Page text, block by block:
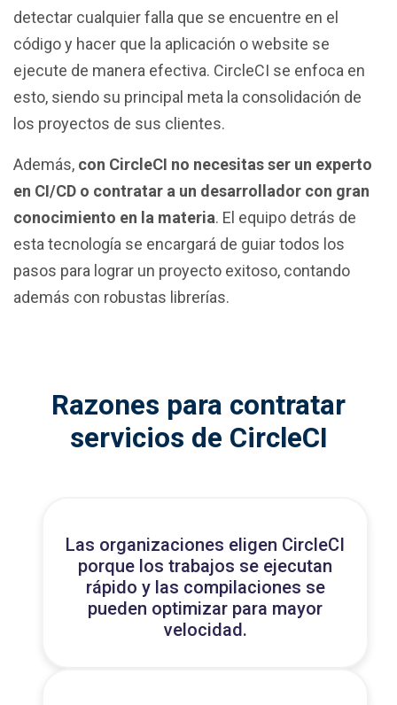
detectar cualquier falla que se encuentre en el
código y hacer que la aplicación o website se
ejecute de manera efectiva. CircleCI se enfoca en
esto, siendo su principal meta la consolidación de
los proyectos de sus clientes.
Además, con CircleCI no necesitas ser un experto
en CI/CD o contratar a un desarrollador con gran
conocimiento en la materia. El equipo detrás de
esta tecnología se encargará de guiar todos los
pasos para lograr un proyecto exitoso, contando
además con robustas librerías.
Razones para contratar
servicios de CircleCI
Las organizaciones eligen CircleCI
porque los trabajos se ejecutan
rápido y las compilaciones se
pueden optimizar para mayor
velocidad.